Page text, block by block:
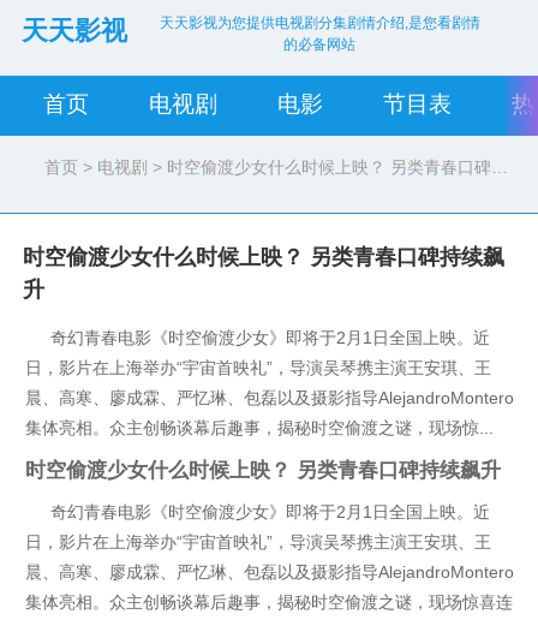
天天影视
天天影视为您提供电视剧分集剧情介绍,是您看剧情
的必备网站
首页 电视剧 电影 节目表
首页 > 电视剧 > 时空偷渡少女什么时候上映？ 另类青春口碑持续飙升
时空偷渡少女什么时候上映？ 另类青春口碑持续飙
升
奇幻青春电影《时空偷渡少女》即将于2月1日全国上映。近
日，影片在上海举办“宇宙首映礼”，导演吴琴携主演王安琪、王
晨、高寒、廖成霖、严忆琳、包磊以及摄影指导AlejandroMontero
集体亮相。众主创畅谈幕后趣事，揭秘时空偷渡之谜，现场惊...
时空偷渡少女什么时候上映？ 另类青春口碑持续飙升
奇幻青春电影《时空偷渡少女》即将于2月1日全国上映。近
日，影片在上海举办“宇宙首映礼”，导演吴琴携主演王安琪、王
晨、高寒、廖成霖、严忆琳、包磊以及摄影指导AlejandroMontero
集体亮相。众主创畅谈幕后趣事，揭秘时空偷渡之谜，现场惊喜连